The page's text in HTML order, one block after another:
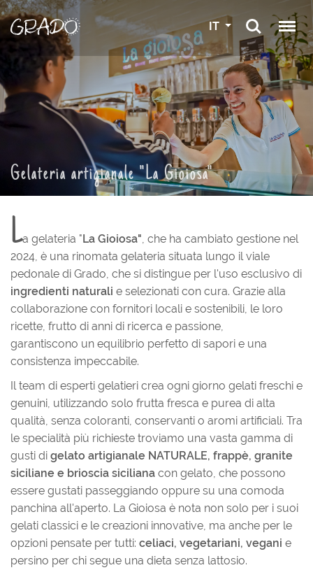
IT
Gelateria artigianale "La Gioiosa"
La gelateria "La Gioiosa", che ha cambiato gestione nel
2024, è una rinomata gelateria situata lungo il viale
pedonale di Grado, che si distingue per l'uso esclusivo di
ingredienti naturali e selezionati con cura. Grazie alla
collaborazione con fornitori locali e sostenibili, le loro
ricette, frutto di anni di ricerca e passione,
garantiscono un equilibrio perfetto di sapori e una
consistenza impeccabile.
Il team di esperti gelatieri crea ogni giorno gelati freschi e
genuini, utilizzando solo frutta fresca e purea di alta
qualità, senza coloranti, conservanti o aromi artificiali. Tra
le specialità più richieste troviamo una vasta gamma di
gusti di gelato artigianale NATURALE, frappè, granite
siciliane e brioscia siciliana con gelato, che possono
essere gustati passeggiando oppure su una comoda
panchina all'aperto. La Gioiosa è nota non solo per i suoi
gelati classici e le creazioni innovative, ma anche per le
opzioni pensate per tutti: celiaci, vegetariani, vegani e
persino per chi segue una dieta senza lattosio.